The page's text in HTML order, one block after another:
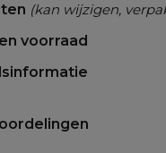
(kan wijzigen,
voorraad